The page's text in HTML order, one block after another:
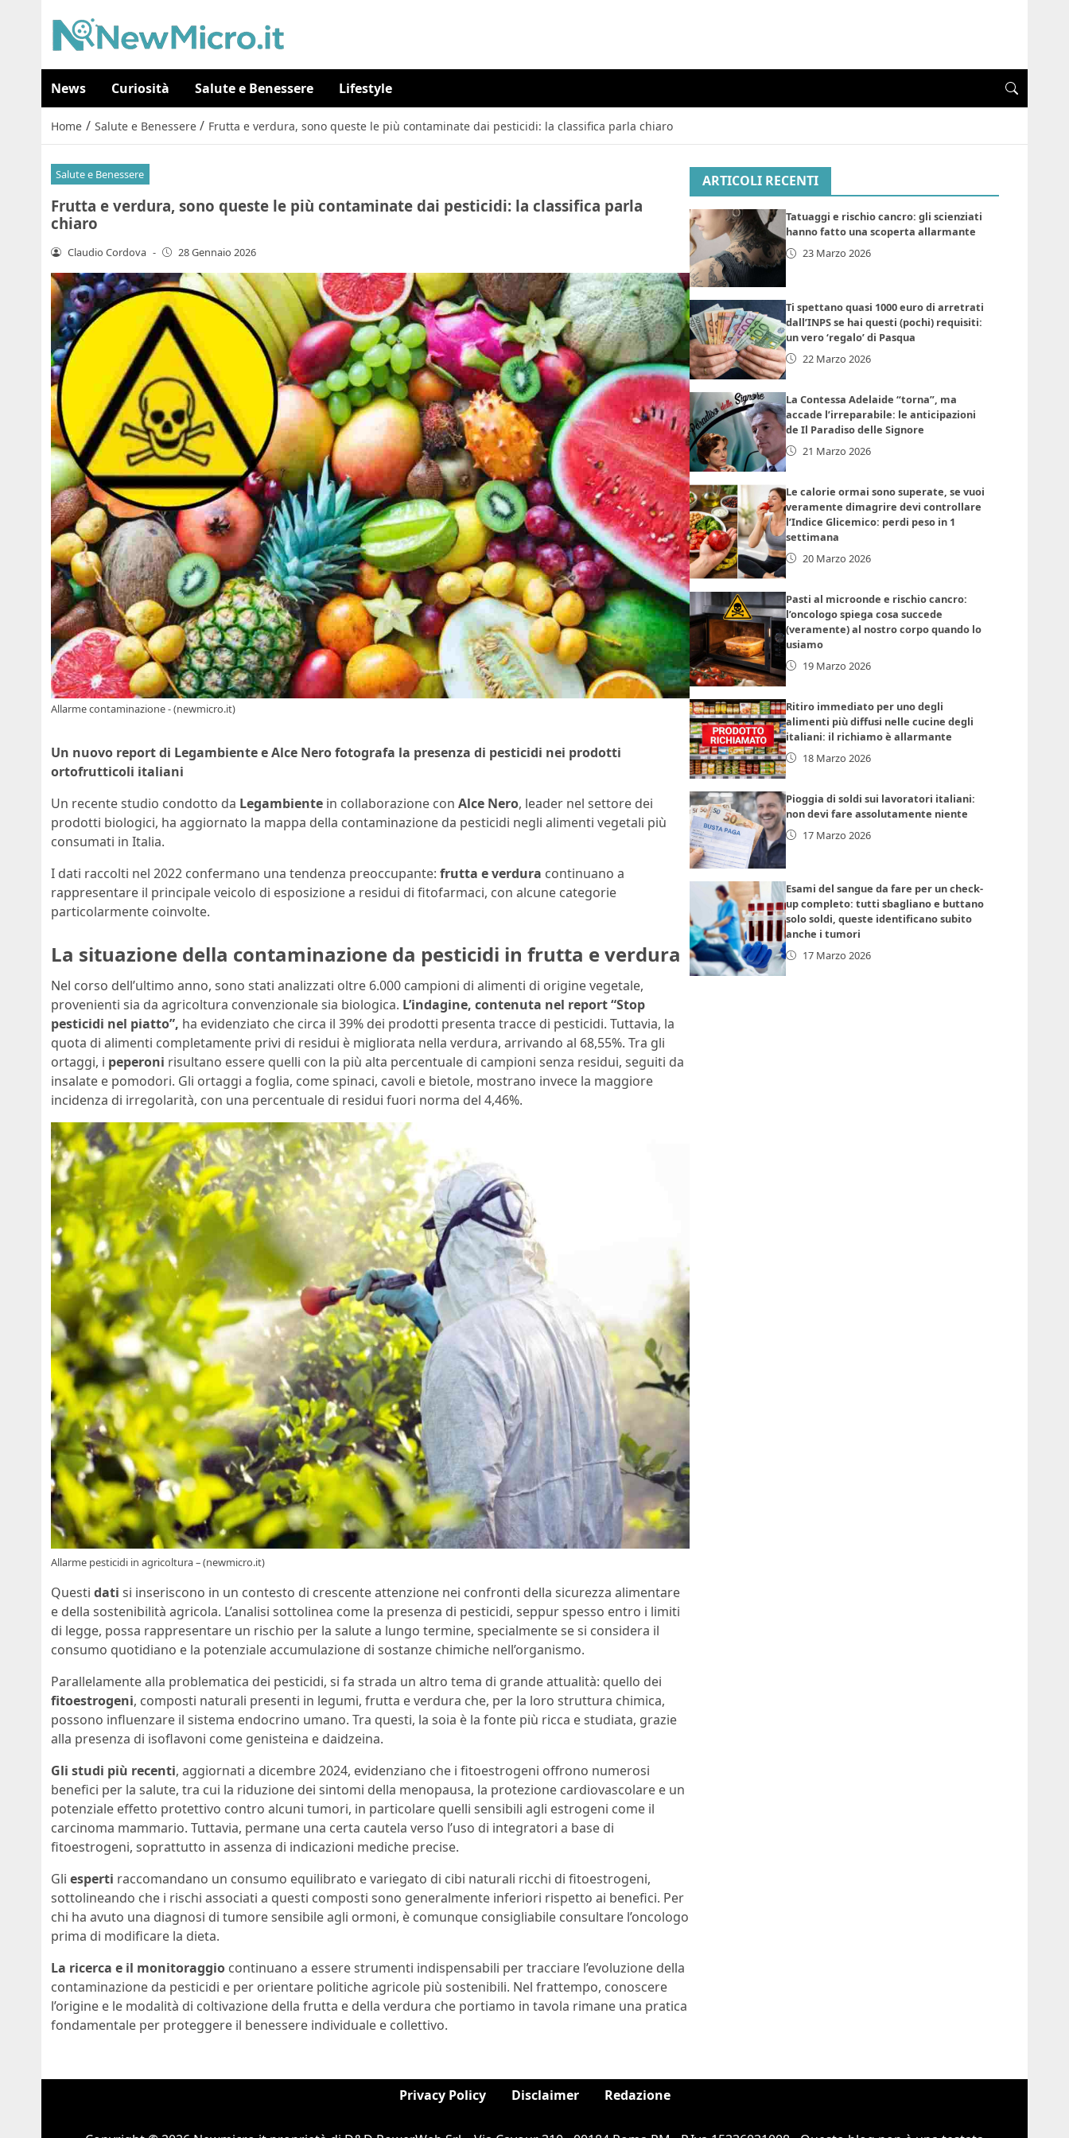
News Curiosità Salute e Benessere Lifestyle
Home / Salute e Benessere / Frutta e verdura, sono queste le più contaminate dai pesticidi: la classifica parla chiaro
Salute e Benessere
Frutta e verdura, sono queste le più contaminate dai pesticidi: la classifica parla
chiaro
Claudio Cordova - 28 Gennaio 2026
Allarme contaminazione - (newmicro.it)
Un nuovo report di Legambiente e Alce Nero fotografa la presenza di pesticidi nei prodotti
ortofrutticoli italiani
Un recente studio condotto da Legambiente in collaborazione con Alce Nero, leader nel settore dei
prodotti biologici, ha aggiornato la mappa della contaminazione da pesticidi negli alimenti vegetali più
consumati in Italia.
I dati raccolti nel 2022 confermano una tendenza preoccupante: frutta e verdura continuano a
rappresentare il principale veicolo di esposizione a residui di fitofarmaci, con alcune categorie
particolarmente coinvolte.
La situazione della contaminazione da pesticidi in frutta e verdura
Nel corso dell’ultimo anno, sono stati analizzati oltre 6.000 campioni di alimenti di origine vegetale,
provenienti sia da agricoltura convenzionale sia biologica. L’indagine, contenuta nel report “Stop
pesticidi nel piatto”, ha evidenziato che circa il 39% dei prodotti presenta tracce di pesticidi. Tuttavia, la
quota di alimenti completamente privi di residui è migliorata nella verdura, arrivando al 68,55%. Tra gli
ortaggi, i peperoni risultano essere quelli con la più alta percentuale di campioni senza residui, seguiti da
insalate e pomodori. Gli ortaggi a foglia, come spinaci, cavoli e bietole, mostrano invece la maggiore
incidenza di irregolarità, con una percentuale di residui fuori norma del 4,46%.
Allarme pesticidi in agricoltura – (newmicro.it)
Questi dati si inseriscono in un contesto di crescente attenzione nei confronti della sicurezza alimentare
e della sostenibilità agricola. L’analisi sottolinea come la presenza di pesticidi, seppur spesso entro i limiti
di legge, possa rappresentare un rischio per la salute a lungo termine, specialmente se si considera il
consumo quotidiano e la potenziale accumulazione di sostanze chimiche nell’organismo.
Parallelamente alla problematica dei pesticidi, si fa strada un altro tema di grande attualità: quello dei
fitoestrogeni, composti naturali presenti in legumi, frutta e verdura che, per la loro struttura chimica,
possono influenzare il sistema endocrino umano. Tra questi, la soia è la fonte più ricca e studiata, grazie
alla presenza di isoflavoni come genisteina e daidzeina.
Gli studi più recenti, aggiornati a dicembre 2024, evidenziano che i fitoestrogeni offrono numerosi
benefici per la salute, tra cui la riduzione dei sintomi della menopausa, la protezione cardiovascolare e un
potenziale effetto protettivo contro alcuni tumori, in particolare quelli sensibili agli estrogeni come il
carcinoma mammario. Tuttavia, permane una certa cautela verso l’uso di integratori a base di
fitoestrogeni, soprattutto in assenza di indicazioni mediche precise.
Gli esperti raccomandano un consumo equilibrato e variegato di cibi naturali ricchi di fitoestrogeni,
sottolineando che i rischi associati a questi composti sono generalmente inferiori rispetto ai benefici. Per
chi ha avuto una diagnosi di tumore sensibile agli ormoni, è comunque consigliabile consultare l’oncologo
prima di modificare la dieta.
La ricerca e il monitoraggio continuano a essere strumenti indispensabili per tracciare l’evoluzione della
contaminazione da pesticidi e per orientare politiche agricole più sostenibili. Nel frattempo, conoscere
l’origine e le modalità di coltivazione della frutta e della verdura che portiamo in tavola rimane una pratica
fondamentale per proteggere il benessere individuale e collettivo.
ARTICOLI RECENTI
Tatuaggi e rischio cancro: gli scienziati
hanno fatto una scoperta allarmante
23 Marzo 2026
Ti spettano quasi 1000 euro di arretrati
dall’INPS se hai questi (pochi) requisiti:
un vero ‘regalo’ di Pasqua
22 Marzo 2026
La Contessa Adelaide “torna”, ma
accade l’irreparabile: le anticipazioni
de Il Paradiso delle Signore
21 Marzo 2026
Le calorie ormai sono superate, se vuoi
veramente dimagrire devi controllare
l’Indice Glicemico: perdi peso in 1
settimana
20 Marzo 2026
Pasti al microonde e rischio cancro:
l’oncologo spiega cosa succede
(veramente) al nostro corpo quando lo
usiamo
19 Marzo 2026
Ritiro immediato per uno degli
alimenti più diffusi nelle cucine degli
italiani: il richiamo è allarmante
18 Marzo 2026
Pioggia di soldi sui lavoratori italiani:
non devi fare assolutamente niente
17 Marzo 2026
Esami del sangue da fare per un check-
up completo: tutti sbagliano e buttano
solo soldi, queste identificano subito
anche i tumori
17 Marzo 2026
Privacy Policy Disclaimer Redazione